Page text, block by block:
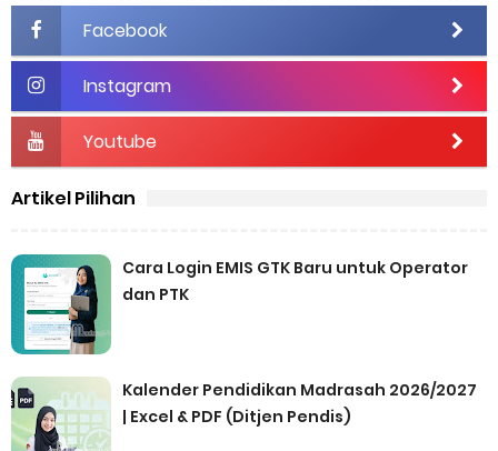
Facebook
Instagram
Youtube
Artikel Pilihan
Cara Login EMIS GTK Baru untuk Operator
dan PTK
Kalender Pendidikan Madrasah 2026/2027
| Excel & PDF (Ditjen Pendis)